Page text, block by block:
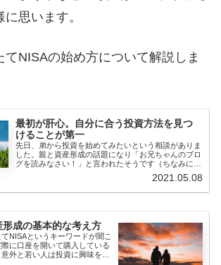
思います。
てNISAの始め方について解説しま
最初が肝心。自分に合う投資方法を見つ
けることが第一
先日、弟から投資を始めてみたいという相談がありま
した。親と資産形成の話題になり「お兄ちゃんのブロ
グを読みなさい！」と言われたそうです（ちなみに父
2021.05.08
成の基本的な考え方
NISAというキーワードが聞こ
に口座を開いて購入している
外と若い人は投資に興味を持